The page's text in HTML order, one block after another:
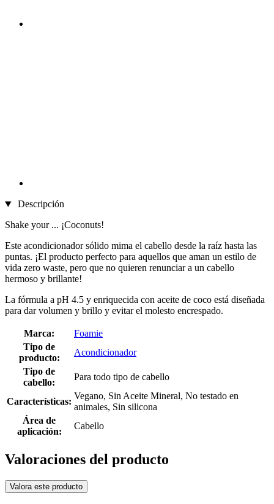
Descripción
Shake your ... ¡Coconuts!
Este acondicionador sólido mima el cabello desde la raíz hasta las
puntas. ¡El producto perfecto para aquellos que aman un estilo de
vida zero waste, pero que no quieren renunciar a un cabello
hermoso y brillante!
La fórmula a pH 4.5 y enriquecida con aceite de coco está diseñada
para dar volumen y brillo y evitar el molesto encrespado.
Marca:
Foamie
Tipo de
producto:
Acondicionador
Tipo de
cabello:
Para todo tipo de cabello
Características:
Vegano, Sin Aceite Mineral, No testado en
animales, Sin silicona
Área de
aplicación:
Cabello
Valoraciones del producto
Valora este producto